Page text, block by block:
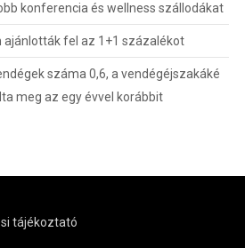
konferencia és wellness szállodákat
ajánlották fel az 1+1 százalékot
száma 0,6, a vendégéjszakáké
meg az egy évvel korábbit
tájékoztató